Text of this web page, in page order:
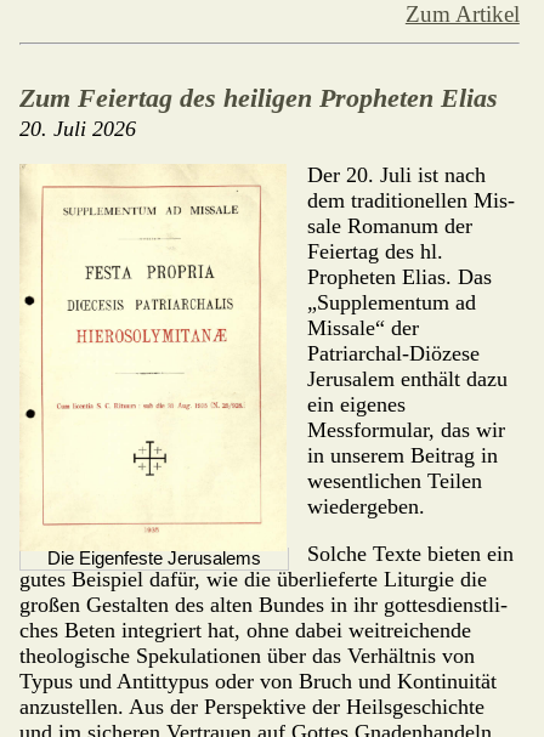
Zum Artikel
Zum Feiertag des heiligen Propheten Elias
20. Juli 2026
Die Eigenfeste Jerusalems
Der 20. Juli ist nach
dem traditionellen Mis­
sa­le Ro­manum der
Feiertag des hl.
Propheten Elias. Das
„Supplementum ad
Missale“ der
Patriarchal-Diözese
Jerusalem enthält dazu
ein eigenes
Messformular, das wir
in unserem Beitrag in
wesentlichen Teilen
wiedergeben.
Solche Texte bieten ein
gutes Beispiel dafür, wie die überlieferte Liturgie die
großen Ge­stalten des alten Bundes in ihr gottesdienst­li­
ches Beten integriert hat, ohne dabei weitrei­chende
theologische Spekulationen über das Verhältnis von
Typus und Antittypus oder von Bruch und Kontinuität
anzustellen. Aus der Perspektive der Heilsgeschichte
und im sicheren Vertrauen auf Gottes Gnadenhandeln